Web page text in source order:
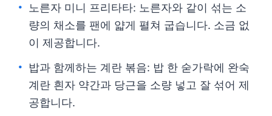
노른자 미니 프리타타: 노른자와 같이 섞는 소
량의 채소를 팬에 얇게 펼쳐 굽습니다. 소금 없
이 제공합니다.
밥과 함께하는 계란 볶음: 밥 한 숟가락에 완숙
계란 흰자 약간과 당근을 소량 넣고 잘 섞어 제
공합니다.